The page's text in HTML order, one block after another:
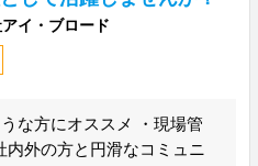
イ・ブロード
な方にオススメ ・現場管
外の方と円滑なコミュニ